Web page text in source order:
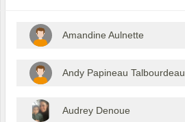
Amandine Aulnette
Andy Papineau Talbourdeau
Audrey Denoue